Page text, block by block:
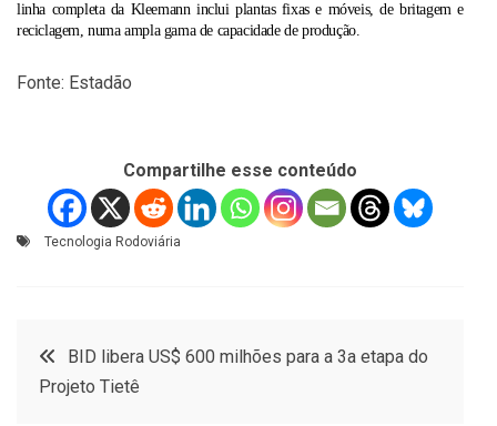
linha completa da Kleemann inclui plantas fixas e móveis, de britagem e
reciclagem, numa ampla gama de capacidade de produção.
Fonte: Estadão
Compartilhe esse conteúdo
Tecnologia Rodoviária
Navegação
BID libera US$ 600 milhões para a 3a etapa do
Projeto Tietê